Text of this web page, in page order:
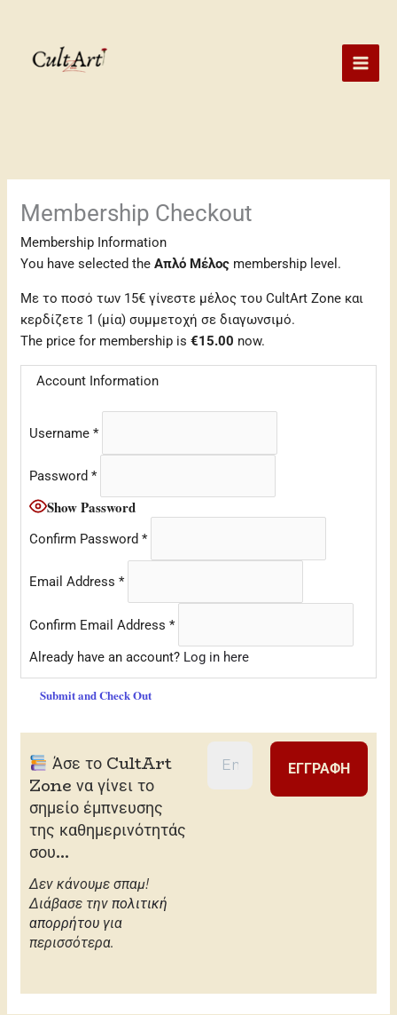
content
Membership Checkout
Membership Information
You have selected theΑπλό Μέλος membership level.
Με το ποσό των 15€ γίνεστε μέλος του CultArt Zone και
κερδίζετε 1 (μία) συμμετοχή σε διαγωνσιμό.
The price for membership is€15.00 now.
Account Information
Username *
Password*
Show Password
Confirm Password *
Email Address *
Confirm Email Address *
Already have an account? Log in here
Άσε το CultArt
Zone να γίνει το
σημείο έμπνευσης
της καθημερινότητάς
σου...
Δεν κάνουμε σπαμ!
Διάβασε την πολιτική
απορρήτου για
περισσότερα.